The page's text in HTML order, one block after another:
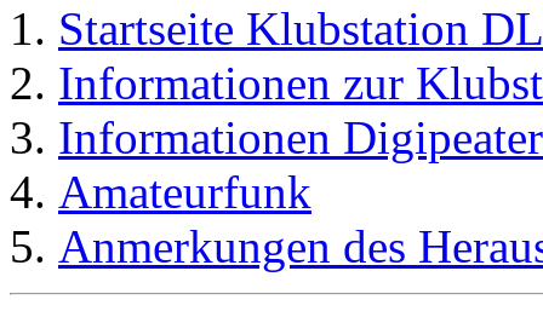
Startseite Klubstation
Informationen zur
Informationen
Amateurfunk
Anmerkungen des